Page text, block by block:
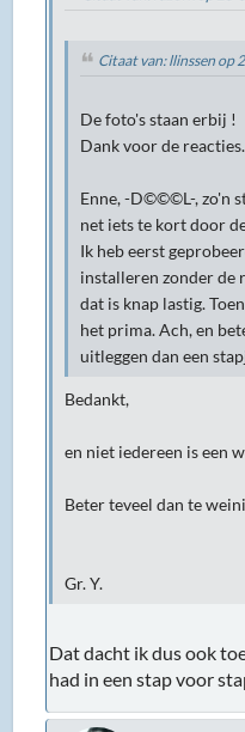
Citaat van: llinssen op
De foto's staan erbij !
Dank voor de reacties.
Enne, -D©©©L-, zo'n
net iets te kort door
Ik heb eerst
installeren zonder de
dat is knap lastig.
het prima. Ach, en
uitleggen dan een
Bedankt,
en niet iedereen is een
Beter teveel dan te
Gr. Y.
Dat dacht ik dus ook
had in een stap voor